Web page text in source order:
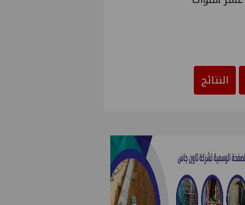
النتائج